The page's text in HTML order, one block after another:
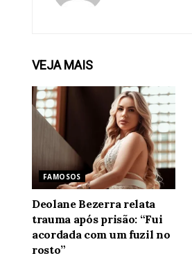
VEJAMAIS
FAMOSOS
Deolane Bezerra relata
trauma após prisão: “Fui
acordada com um fuzil no
rosto”